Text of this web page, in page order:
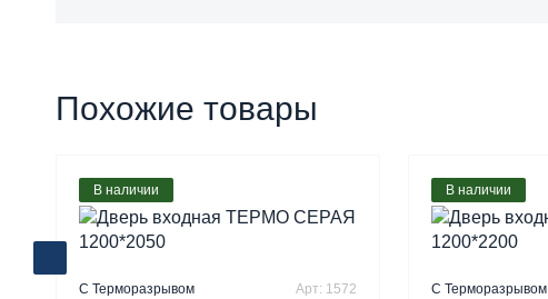
Похожие товары
В наличии
С Терморазрывом Арт: 1572
В наличии
С Терморазрывом